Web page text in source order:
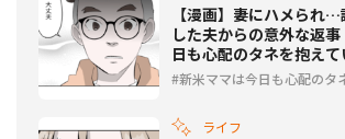
【漫画】妻にハメられ
した夫からの意外な返
日も心配のタネを抱えて
Vol.66
新米ママは今日も心配のタ
ライフ